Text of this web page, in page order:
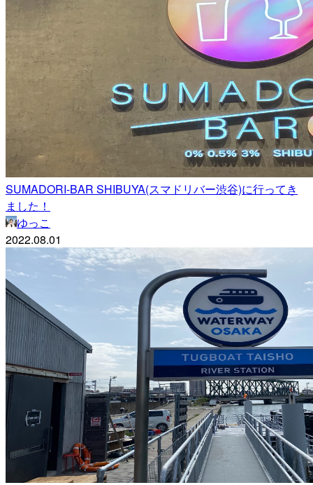
SUMADORI-BAR SHIBUYA(スマドリバー渋谷)に行ってき
ました！
ゆっこ
2022.08.01